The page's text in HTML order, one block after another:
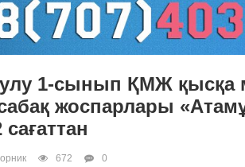
1-сынып ҚМЖ қысқа
сабақ жоспарлары
672 0